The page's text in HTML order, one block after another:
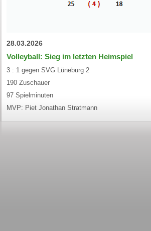
28.03.2026
Volleyball: Sieg im letzten Heimspiel
3 : 1 gegen SVG Lüneburg 2
190 Zuschauer
97 Spielminuten
MVP: Piet Jonathan Stratmann